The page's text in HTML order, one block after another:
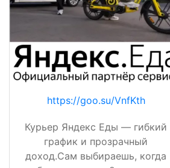
https://goo.su/VnfKth
Курьер Яндекс Еды — гибкий
график и прозрачный
доход.Сам выбираешь, когда